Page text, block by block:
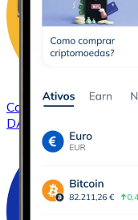
ComprarDAI
com
DAI